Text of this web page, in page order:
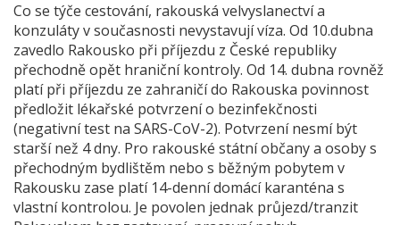
Co se týče cestování, rakouská velvyslanectví a
konzuláty v současnosti nevystavují víza. Od 10.dubna
zavedlo Rakousko při příjezdu z České republiky
přechodně opět hraniční kontroly. Od 14. dubna rovněž
platí při příjezdu ze zahraničí do Rakouska povinnost
předložit lékařské potvrzení o bezinfekčnosti
(negativní test na SARS-CoV-2). Potvrzení nesmí být
starší než 4 dny. Pro rakouské státní občany a osoby s
přechodným bydlištěm nebo s běžným pobytem v
Rakousku zase platí 14-denní domácí karanténa s
vlastní kontrolou. Je povolen jednak průjezd/tranzit